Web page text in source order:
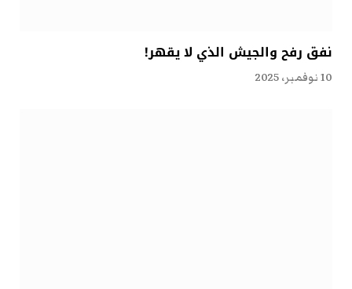
نفق رفح والجيش الذي لا يقهر!
10 نوفمبر، 2025